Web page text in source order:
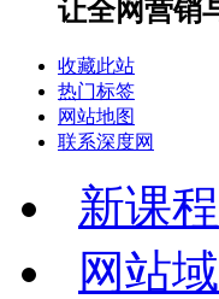
让全网营销
收藏此站
热门标签
网站地图
联系深度网
新课程
网站